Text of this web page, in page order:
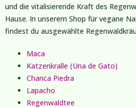
und die vitalisierende Kraft des
Hause. In unserem Shop für vegane
findest du ausgewählte
Maca
Katzenkralle (Una de Gato)
Chanca Piedra
Lapacho
Regenwaldtee